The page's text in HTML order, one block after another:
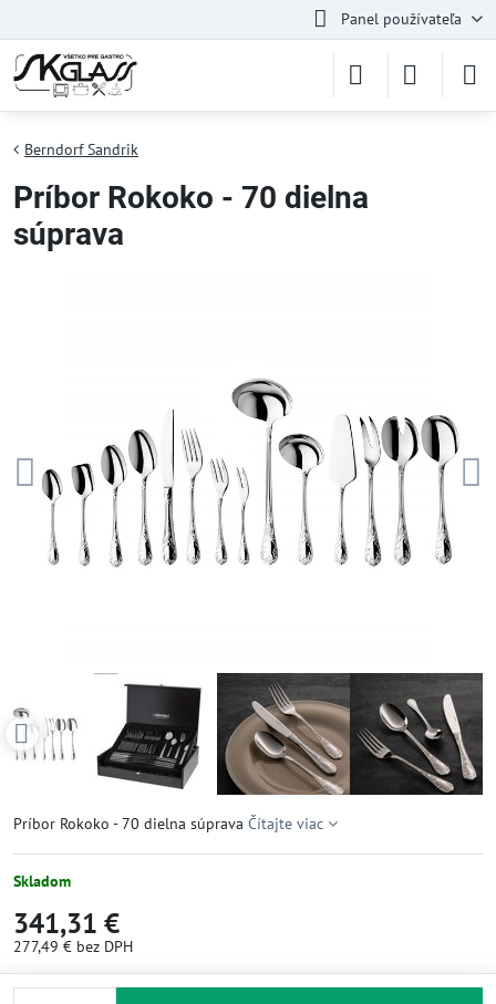
Panel používateľa
Berndorf Sandrik
Príbor Rokoko - 70 dielna
súprava
Príbor Rokoko - 70 dielna súprava Čítajte viac
Skladom
341,31 €
277,49 € bez DPH